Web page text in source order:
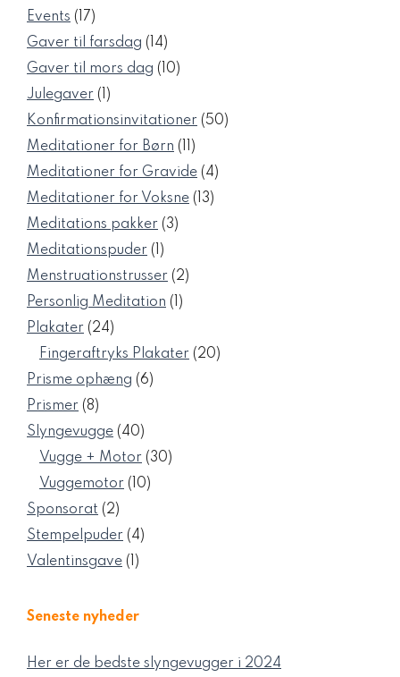
Events 1717
varer
Gaver til farsdag 1414
varer
Gaver til mors dag 1010
Julegaver 11
vare
Konfirmationsinvitationer 5050
Meditationer for Børn 1111
varer
Meditationer for Gravide 44
Meditationer for Voksne 1313
Meditations pakker 33
Meditationspuder 11
vare
Menstruationstrusser 22
Personlig Meditation 11
Plakater 2424
varer
Fingeraftryks Plakater 2020
Prisme ophæng 66
Prismer 88
varer
Slyngevugge 4040
varer
Vugge + Motor 3030
Vuggemotor 1010
Sponsorat 22
varer
Stempelpuder 44
Valentinsgave 11
Seneste nyheder
Her er de bedste slyngevugger i 2024